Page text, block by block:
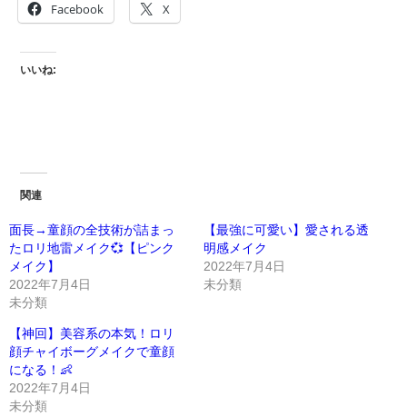
Facebook X
いいね:
関連
面長→童顔の全技術が詰まっ
たロリ地雷メイク💞【ピンク
メイク】
2022年7月4日
未分類
【最強に可愛い】愛される透
明感メイク
2022年7月4日
未分類
【神回】美容系の本気！ロリ
顔チャイボーグメイクで童顔
になる！👶
2022年7月4日
未分類